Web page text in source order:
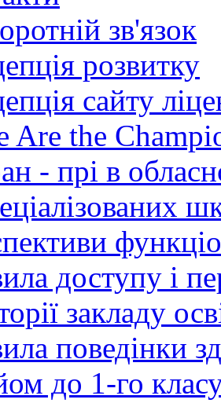
зв'язок
розвитку
сайту
Are the
- прі в
доступу і
закладу
поведінки
до 1-го